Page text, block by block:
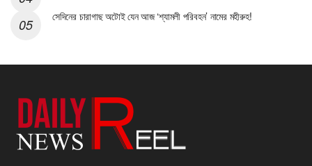
সেদিনের চারাগাছ অটোই যেন আজ ‘শ্যামলী পরিবহন’ নামের মহীরুহ!